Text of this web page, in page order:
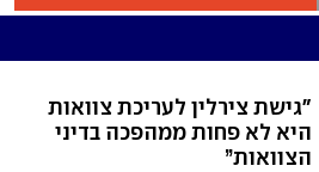
"גישת צירלין לעריכת צוואות
היא לא פחות ממהפכה בדיני
הצוואות”